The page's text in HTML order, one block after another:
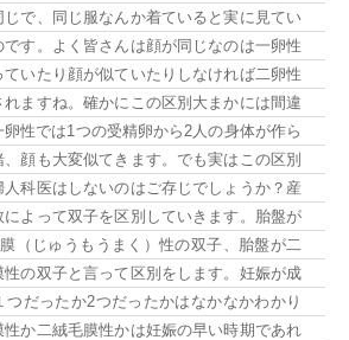
で、同じ服なんか着ていると実に見てい
す。よく皆さんは顔が同じなのは一卵性
いたり顔が似ていたりしなければ二卵性
ますね。確かにこの区別大まかには間違
性では1つの受精卵から2人の身体が作ら
顔も大変似てきます。でも実はこの区別
科医はしないのはご存じでしょうか？産
よって双子を区別していきます。胎盤が
（じゅうもうまく）性の双子、胎盤が二
の双子と言って区別をします。妊娠が成
つだったか2つだったかはなかなかわかり
性か二絨毛膜性かは妊娠の早い時期であれ